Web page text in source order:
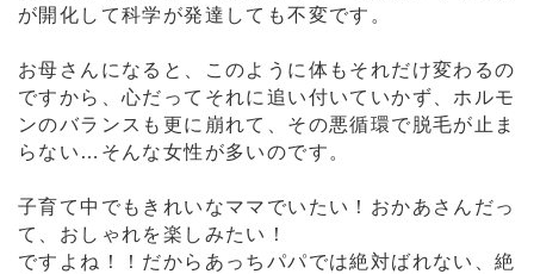
が開化して科学が発達しても不変です。
お母さんになると、このように体もそれだけ変わるの
ですから、心だってそれに追い付いていかず、ホルモ
ンのバランスも更に崩れて、その悪循環で脱毛が止ま
らない…そんな女性が多いのです。
子育て中でもきれいなママでいたい！おかあさんだっ
て、おしゃれを楽しみたい！
ですよね！！だからあっちパパでは絶対ばれない、絶